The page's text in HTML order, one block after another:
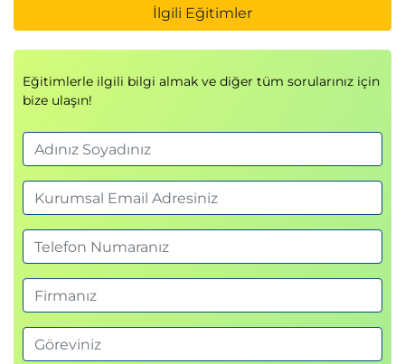
İlgili Eğitimler
Eğitimlerle ilgili bilgi almak ve diğer tüm sorularınız için
bize ulaşın!